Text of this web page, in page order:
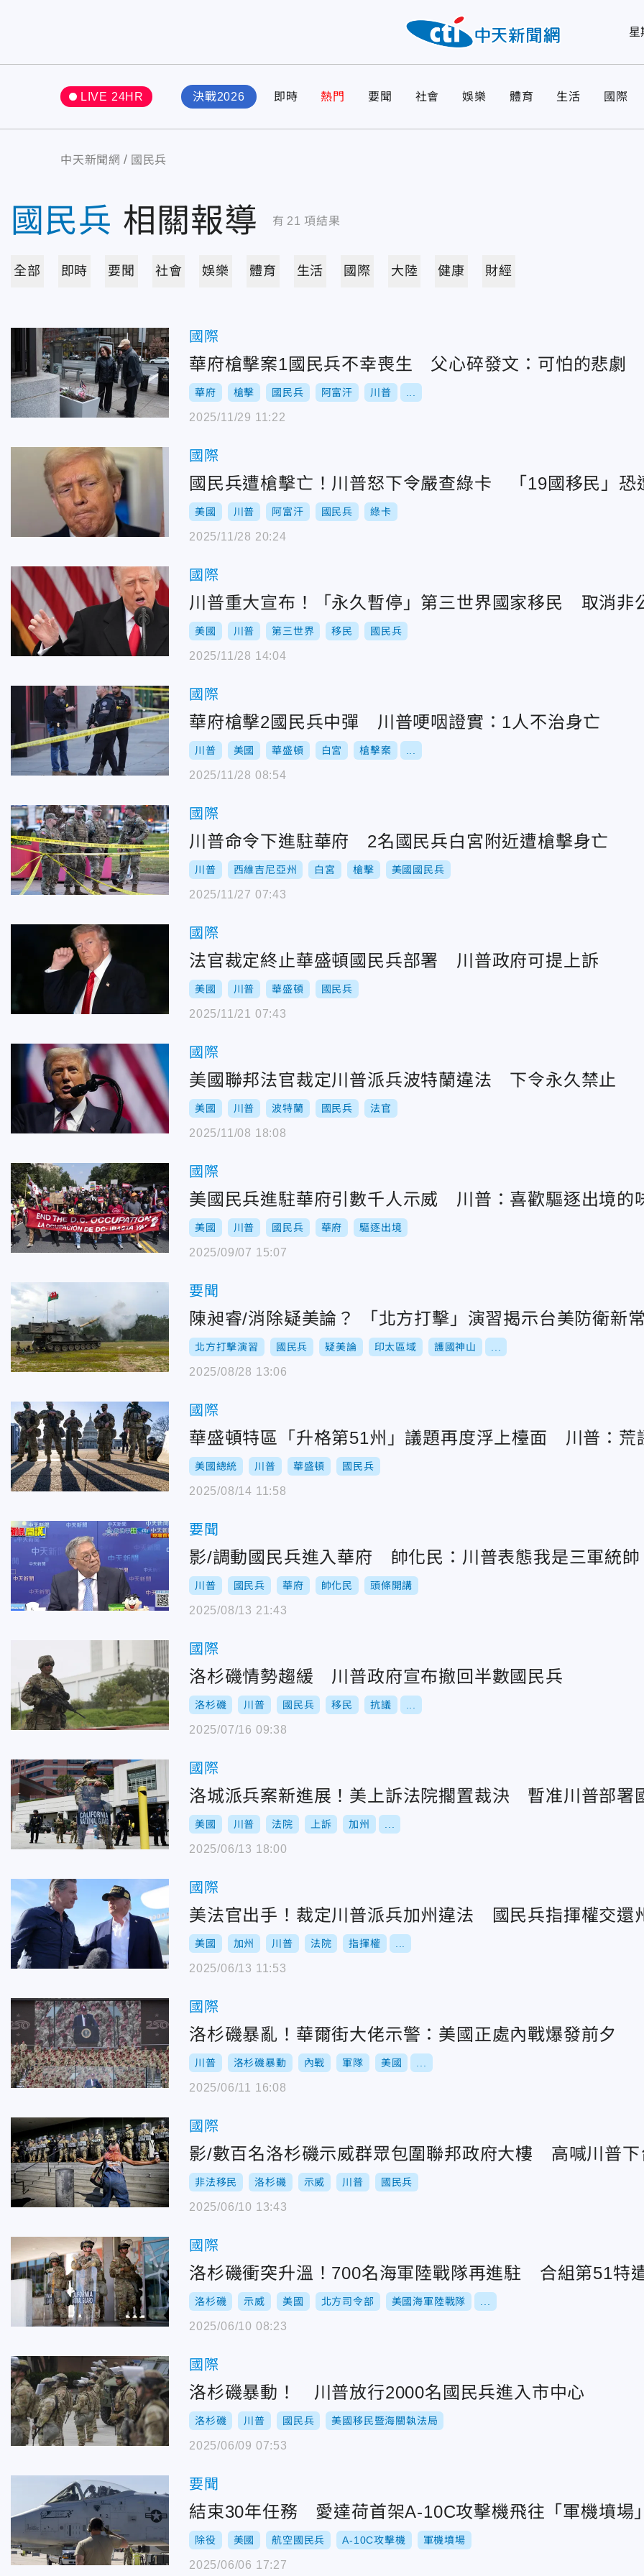
星
LIVE 24HR 決戰2026 即時 熱門 要聞 社會 娛樂 體育 生活 國際
中天新聞網 國民兵
國民兵 相關報導 有 21 項結果
全部 即時 要聞 社會 娛樂 體育 生活 國際 大陸 健康 財經
國際
華府槍擊案1國民兵不幸喪生 父心碎發文：可怕的悲劇
華府 槍擊 國民兵 阿富汗 川普
2025/11/29 11:22
國際
國民兵遭槍擊亡！川普怒下令嚴查綠卡 「19國移民」恐
美國 川普 阿富汗 國民兵 綠卡
2025/11/28 20:24
國際
川普重大宣布！「永久暫停」第三世界國家移民 取消非
美國 川普 第三世界 移民 國民兵
2025/11/28 14:04
國際
華府槍擊2國民兵中彈 川普哽咽證實：1人不治身亡
川普 美國 華盛頓 白宮 槍擊案
2025/11/28 08:54
國際
川普命令下進駐華府 2名國民兵白宮附近遭槍擊身亡
川普 西維吉尼亞州 白宮 槍擊 美國國民兵
2025/11/27 07:43
國際
法官裁定終止華盛頓國民兵部署 川普政府可提上訴
美國 川普 華盛頓 國民兵
2025/11/21 07:43
國際
美國聯邦法官裁定川普派兵波特蘭違法 下令永久禁止
美國 川普 波特蘭 國民兵 法官
2025/11/08 18:08
國際
美國民兵進駐華府引數千人示威 川普：喜歡驅逐出境的
美國 川普 國民兵 華府 驅逐出境
2025/09/07 15:07
要聞
陳昶睿/消除疑美論？ 「北方打擊」演習揭示台美防衛新
北方打擊演習 國民兵 疑美論 印太區域 護國神山
2025/08/28 13:06
國際
華盛頓特區「升格第51州」議題再度浮上檯面 川普：荒
美國總統 川普 華盛頓 國民兵
2025/08/14 11:58
要聞
影/調動國民兵進入華府 帥化民：川普表態我是三軍統帥
川普 國民兵 華府 帥化民 頭條開講
2025/08/13 21:43
國際
洛杉磯情勢趨緩 川普政府宣布撤回半數國民兵
洛杉磯 川普 國民兵 移民 抗議
2025/07/16 09:38
國際
洛城派兵案新進展！美上訴法院擱置裁決 暫准川普部署
美國 川普 法院 上訴 加州
2025/06/13 18:00
國際
美法官出手！裁定川普派兵加州違法 國民兵指揮權交還
美國 加州 川普 法院 指揮權
2025/06/13 11:53
國際
洛杉磯暴亂！華爾街大佬示警：美國正處內戰爆發前夕
川普 洛杉磯暴動 內戰 軍隊 美國
2025/06/11 16:08
國際
影/數百名洛杉磯示威群眾包圍聯邦政府大樓 高喊川普下
非法移民 洛杉磯 示威 川普 國民兵
2025/06/10 13:43
國際
洛杉磯衝突升溫！700名海軍陸戰隊再進駐 合組第51特
洛杉磯 示威 美國 北方司令部 美國海軍陸戰隊
2025/06/10 08:23
國際
洛杉磯暴動！ 川普放行2000名國民兵進入市中心
洛杉磯 川普 國民兵 美國移民暨海關執法局
2025/06/09 07:53
要聞
結束30年任務 愛達荷首架A-10C攻擊機飛往「軍機墳場
除役 美國 航空國民兵 A-10C攻擊機 軍機墳場
2025/06/06 17:27